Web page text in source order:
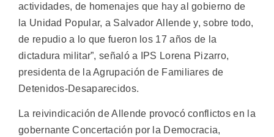
actividades, de homenajes que hay al gobierno de
la Unidad Popular, a Salvador Allende y, sobre todo,
de repudio a lo que fueron los 17 años de la
dictadura militar”, señaló a IPS Lorena Pizarro,
presidenta de la Agrupación de Familiares de
Detenidos-Desaparecidos.
La reivindicación de Allende provocó conflictos en la
gobernante Concertación por la Democracia,